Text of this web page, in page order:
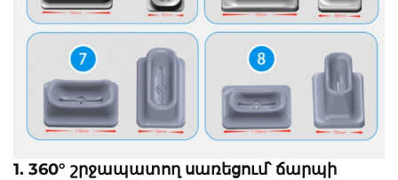
1. 360° շրջապատող սառեցում՝ ճարպի